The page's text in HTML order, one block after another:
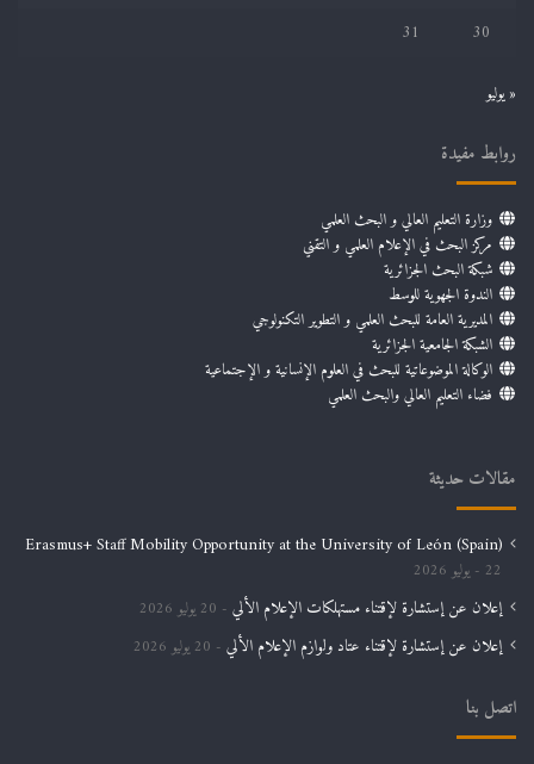
نافذة على حاضنة الأعمال والمؤسسات الناشئة
30
31
« يوليو
روابط مفيدة
وزارة التعليم العالي و البحث العلمي
مركز البحث في الإعلام العلمي و التقني
شبكة البحث الجزائرية
الندوة الجهوية للوسط
المديرية العامة للبحث العلمي و التطوير التكنولوجي
الشبكة الجامعية الجزائرية
الوكالة الموضوعاتية للبحث في العلوم الإنسانية و الإجتماعية
فضاء التعليم العالي والبحث العلمي
مقالات حديثة
Erasmus+ Staff Mobility Opportunity at the University of León (Spain)
22 يوليو 2026
إعلان عن إستشارة لإقتناء مستهلكات الإعلام الألي 20 يوليو 2026
إعلان عن إستشارة لإقتناء عتاد ولوازم الإعلام الألي 20 يوليو 2026
اتصل بنا